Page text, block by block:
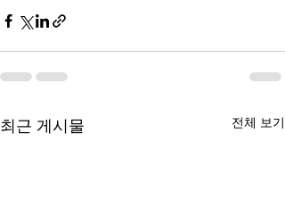
최근 게시물 전체 보기